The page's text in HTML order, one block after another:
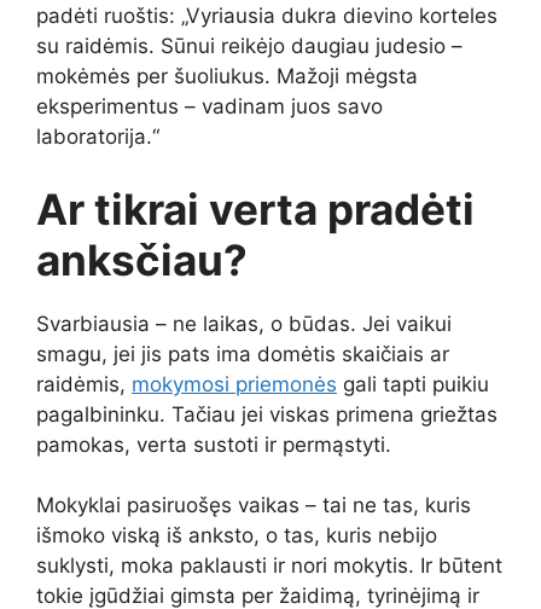
padėti ruoštis: „Vyriausia dukra dievino korteles
su raidėmis. Sūnui reikėjo daugiau judesio –
mokėmės per šuoliukus. Mažoji mėgsta
eksperimentus – vadinam juos savo
laboratorija.“
Ar tikrai verta pradėti
anksčiau?
Svarbiausia – ne laikas, o būdas. Jei vaikui
smagu, jei jis pats ima domėtis skaičiais ar
raidėmis, mokymosi priemonės gali tapti puikiu
pagalbininku. Tačiau jei viskas primena griežtas
pamokas, verta sustoti ir permąstyti.
Mokyklai pasiruošęs vaikas – tai ne tas, kuris
išmoko viską iš anksto, o tas, kuris nebijo
suklysti, moka paklausti ir nori mokytis. Ir būtent
tokie įgūdžiai gimsta per žaidimą, tyrinėjimą ir